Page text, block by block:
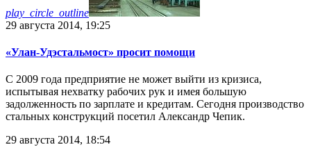
play_circle_outline
29 августа 2014, 19:25
«Улан-Удэстальмост» просит помощи
С 2009 года предприятие не может выйти из кризиса,
испытывая нехватку рабочих рук и имея большую
задолженность по зарплате и кредитам. Сегодня производство
стальных конструкций посетил Александр Чепик.
29 августа 2014, 18:54